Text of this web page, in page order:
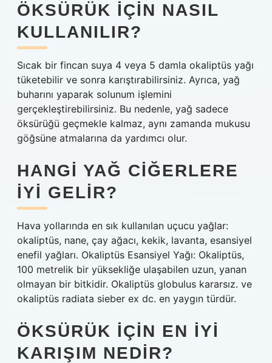
ÖKSÜRÜK IÇIN NASIL
KULLANILIR?
Sıcak bir fincan suya 4 veya 5 damla okaliptüs yağı
tüketebilir ve sonra karıştırabilirsiniz. Ayrıca, yağ
buharını yaparak solunum işlemini
gerçekleştirebilirsiniz. Bu nedenle, yağ sadece
öksürüğü geçmekle kalmaz, aynı zamanda mukusu
göğsüne atmalarına da yardımcı olur.
HANGI YAĞ CIĞERLERE
IYI GELIR?
Hava yollarında en sık kullanılan uçucu yağlar:
okaliptüs, nane, çay ağacı, kekik, lavanta, esansiyel
enefil yağları. Okaliptüs Esansiyel Yağı: Okaliptüs,
100 metrelik bir yüksekliğe ulaşabilen uzun, yanan
olmayan bir bitkidir. Okaliptüs globulus kararsız. ve
okaliptüs radiata sieber ex dc. en yaygın türdür.
ÖKSÜRÜK IÇIN EN IYI
KARIŞIM NEDIR?